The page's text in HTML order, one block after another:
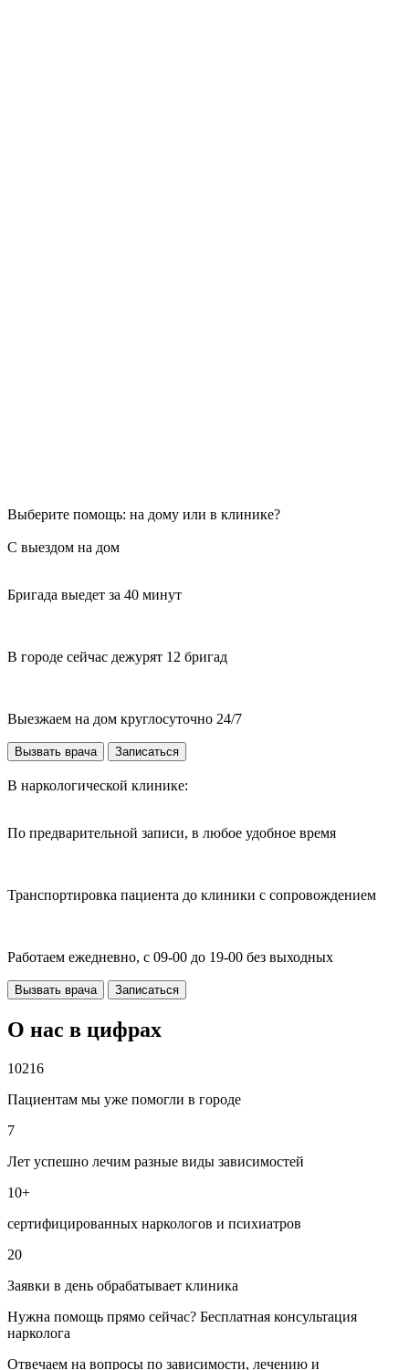
Выберите помощь: на дому или в клинике?
С выездом на дом
Бригада выедет за 40 минут
В городе сейчас дежурят 12 бригад
Выезжаем на дом круглосуточно 24/7
Вызвать врача Записаться
В наркологической клинике:
По предварительной записи, в любое удобное время
Транспортировка пациента до клиники с сопровождением
Работаем ежедневно, с 09-00 до 19-00 без выходных
Вызвать врача Записаться
О нас в цифрах
10216
Пациентам мы уже помогли в городе
7
Лет успешно лечим разные виды зависимостей
10+
сертифицированных наркологов и психиатров
20
Заявки в день обрабатывает клиника
Нужна помощь прямо сейчас? Бесплатная консультация
нарколога
Отвечаем на вопросы по зависимости, лечению и